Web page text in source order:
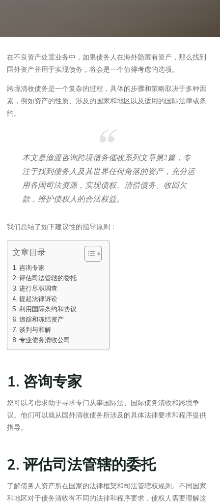
在不良资产处置业务中，如果债务人在海外隐匿有资产，那么找到
国外资产并用于实现债务，将会是一个值得考虑的选项。
跨境清收债务是一个复杂的过程，具体的步骤和策略取决于多种因
素，例如资产的性质、涉及的国家和地区以及适用的国际法律或条
约。
本文是渔渡咨询跨境债务催收系列文章第2篇，专
注于找到债务人及其世界任何角落的资产，充分运
用各国司法资源，实现债权、清偿债务、收回欠
款，维护债权人的合法权益。
我们总结了如下建议性的指导原则：
文章目录
1. 咨询专家
2. 评估司法管辖的委托
3. 进行尽职调查
4. 提起法律诉讼
5. 利用国际条约和协议
6. 追踪和冻结资产
7. 谈判与和解
8. 专业债务清收公司
1. 咨询专家
您可以考虑求助于寻求专门从事国际法、国际债务清收和跨境争
议。他们可以就从国外清收债务所涉及的具体法律要求和程序提供
指导。
2. 评估司法管辖的委托
了解债务人资产所在国家的法律框架和司法管辖权规则。不同国家
和地区对于债务清收有不同的法律和程序要求，债权人需要理解这